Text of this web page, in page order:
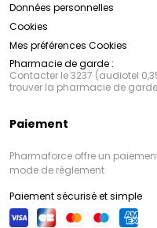
Données personnelles
Cookies
Mes préférences Cookies
Pharmacie de garde :
Contacter le 3237 (audiotel
trouver la pharmacie de
Paiement
Pharmaforce offre un
mode de règlement
Paiement sécurisé et simple